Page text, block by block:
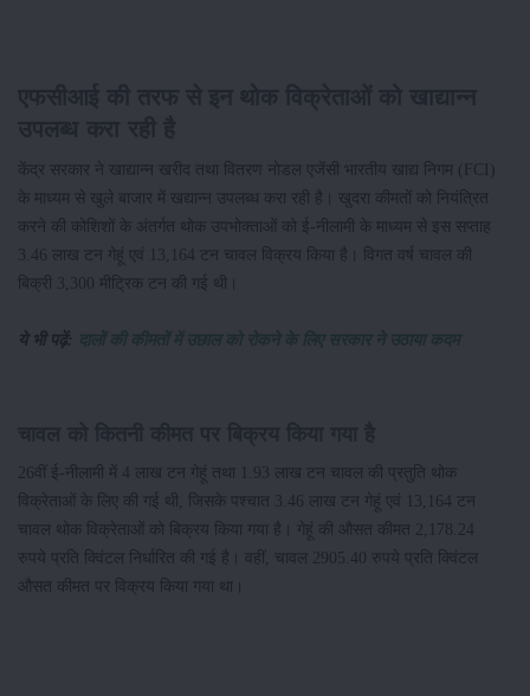
केंद्र सरकार ने खाद्यान्न खरीद तथा वितरण नोडल एजेंसी भारतीय खाद्य निगम (FCI)
के माध्यम से खुले बाजार में खद्यान्न उपलब्ध करा रही है। खुदरा कीमतों को नियंत्रित
करने की कोशिशों के अंतर्गत थोक उपभोक्ताओं को ई-नीलामी के माध्यम से इस सप्ताह
3.46 लाख टन गेहूं एवं 13,164 टन चावल विक्रय किया है। विगत वर्ष चावल की
बिक्री 3,300 मीट्रिक टन की गई थी।
ये भी पढ़ें: दालों की कीमतों में उछाल को रोकने के लिए सरकार ने उठाया कदम
26वीं ई-नीलामी में 4 लाख टन गेहूं तथा 1.93 लाख टन चावल की प्रतुति थोक
विक्रेताओं के लिए की गई थी, जिसके पश्चात 3.46 लाख टन गेहूं एवं 13,164 टन
चावल थोक विक्रेताओं को बिक्रय किया गया है। गेहूं की औसत कीमत 2,178.24
रुपये प्रति क्विंटल निर्धारित की गई है। वहीं, चावल 2905.40 रुपये प्रति क्विंटल
औसत कीमत पर विक्रय किया गया था।